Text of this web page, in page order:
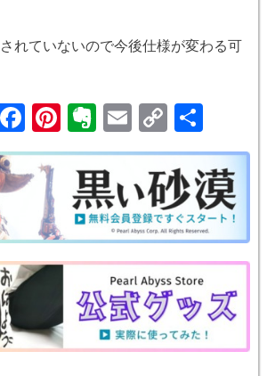
れていないので今後仕様が変わる可
F
a
c
b
o
o
k
Pi
nt
er
e
st
E
v
er
n
ot
e
E
m
ail
C
o
p
y
Li
n
k
有